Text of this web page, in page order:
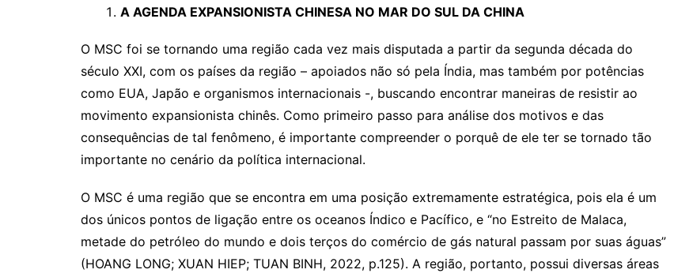
A AGENDA EXPANSIONISTA CHINESA NO MAR DO SUL DA CHINA
O MSC foi se tornando uma região cada vez mais disputada a partir da segunda década do
século XXI, com os países da região – apoiados não só pela Índia, mas também por potências
como EUA, Japão e organismos internacionais -, buscando encontrar maneiras de resistir ao
movimento expansionista chinês. Como primeiro passo para análise dos motivos e das
consequências de tal fenômeno, é importante compreender o porquê de ele ter se tornado tão
importante no cenário da política internacional.
O MSC é uma região que se encontra em uma posição extremamente estratégica, pois ela é um
dos únicos pontos de ligação entre os oceanos Índico e Pacífico, e “no Estreito de Malaca,
metade do petróleo do mundo e dois terços do comércio de gás natural passam por suas águas”
(HOANG LONG; XUAN HIEP; TUAN BINH, 2022, p.125). A região, portanto, possui diversas áreas